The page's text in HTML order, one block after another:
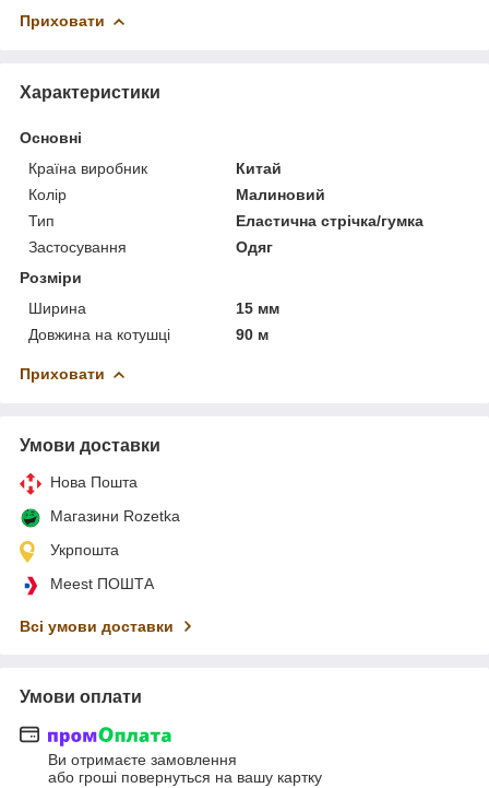
Приховати
Характеристики
Основні
Країна виробник
Китай
Колір
Малиновий
Тип
Еластична стрічка/гумка
Застосування
Одяг
Розміри
Ширина
15 мм
Довжина на котушці
90 м
Приховати
Умови доставки
Нова Пошта
Магазини Rozetka
Укрпошта
Meest ПОШТА
Всі умови доставки
Умови оплати
Ви отримаєте замовлення
або гроші повернуться на вашу картку